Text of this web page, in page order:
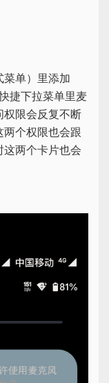
菜单）里添加
捷下拉菜单里麦
权限会反复不断
两个权限也会跟
这两个卡片也会